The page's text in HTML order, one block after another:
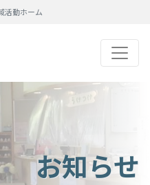
活動ホーム
お知らせ